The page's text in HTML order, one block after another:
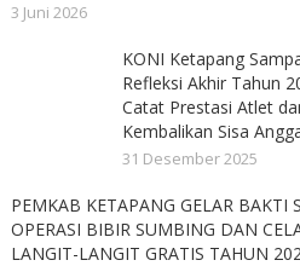
3 Juni 2026
KONI Ketapang
Refleksi Akhir Tahun
Catat Prestasi Atlet
Kembalikan Sisa
31 Desember 2025
PEMKAB KETAPANG GELAR BAKTI
OPERASI BIBIR SUMBING DAN
LANGIT-LANGIT GRATIS TAHUN